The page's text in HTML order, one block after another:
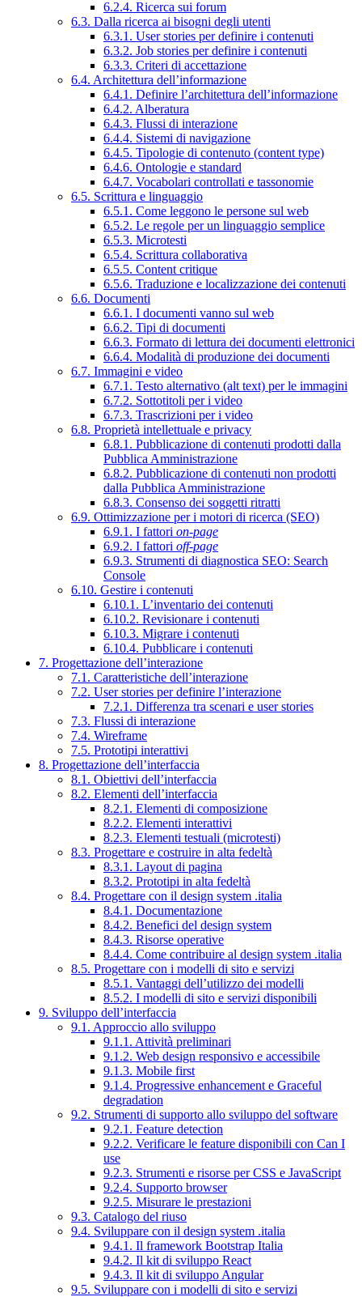
6.2.4. Ricerca sui forum
6.3. Dalla ricerca ai bisogni degli utenti
6.3.1. User stories per definire i contenuti
6.3.2. Job stories per definire i contenuti
6.3.3. Criteri di accettazione
6.4. Architettura dell’informazione
6.4.1. Definire l’architettura dell’informazione
6.4.2. Alberatura
6.4.3. Flussi di interazione
6.4.4. Sistemi di navigazione
6.4.5. Tipologie di contenuto (content type)
6.4.6. Ontologie e standard
6.4.7. Vocabolari controllati e tassonomie
6.5. Scrittura e linguaggio
6.5.1. Come leggono le persone sul web
6.5.2. Le regole per un linguaggio semplice
6.5.3. Microtesti
6.5.4. Scrittura collaborativa
6.5.5. Content critique
6.5.6. Traduzione e localizzazione dei contenuti
6.6. Documenti
6.6.1. I documenti vanno sul web
6.6.2. Tipi di documenti
6.6.3. Formato di lettura dei documenti elettronici
6.6.4. Modalità di produzione dei documenti
6.7. Immagini e video
6.7.1. Testo alternativo (alt text) per le immagini
6.7.2. Sottotitoli per i video
6.7.3. Trascrizioni per i video
6.8. Proprietà intellettuale e privacy
6.8.1. Pubblicazione di contenuti prodotti dalla
Pubblica Amministrazione
6.8.2. Pubblicazione di contenuti non prodotti
dalla Pubblica Amministrazione
6.8.3. Consenso dei soggetti ritratti
6.9. Ottimizzazione per i motori di ricerca (SEO)
6.9.1. I fattori on-page
6.9.2. I fattori off-page
6.9.3. Strumenti di diagnostica SEO: Search
Console
6.10. Gestire i contenuti
6.10.1. L’inventario dei contenuti
6.10.2. Revisionare i contenuti
6.10.3. Migrare i contenuti
6.10.4. Pubblicare i contenuti
7. Progettazione dell’interazione
7.1. Caratteristiche dell’interazione
7.2. User stories per definire l’interazione
7.2.1. Differenza tra scenari e user stories
7.3. Flussi di interazione
7.4. Wireframe
7.5. Prototipi interattivi
8. Progettazione dell’interfaccia
8.1. Obiettivi dell’interfaccia
8.2. Elementi dell’interfaccia
8.2.1. Elementi di composizione
8.2.2. Elementi interattivi
8.2.3. Elementi testuali (microtesti)
8.3. Progettare e costruire in alta fedeltà
8.3.1. Layout di pagina
8.3.2. Prototipi in alta fedeltà
8.4. Progettare con il design system .italia
8.4.1. Documentazione
8.4.2. Benefici del design system
8.4.3. Risorse operative
8.4.4. Come contribuire al design system .italia
8.5. Progettare con i modelli di sito e servizi
8.5.1. Vantaggi dell’utilizzo dei modelli
8.5.2. I modelli di sito e servizi disponibili
9. Sviluppo dell’interfaccia
9.1. Approccio allo sviluppo
9.1.1. Attività preliminari
9.1.2. Web design responsivo e accessibile
9.1.3. Mobile first
9.1.4. Progressive enhancement e Graceful
degradation
9.2. Strumenti di supporto allo sviluppo del software
9.2.1. Feature detection
9.2.2. Verificare le feature disponibili con Can I
use
9.2.3. Strumenti e risorse per CSS e JavaScript
9.2.4. Supporto browser
9.2.5. Misurare le prestazioni
9.3. Catalogo del riuso
9.4. Sviluppare con il design system .italia
9.4.1. Il framework Bootstrap Italia
9.4.2. Il kit di sviluppo React
9.4.3. Il kit di sviluppo Angular
9.5. Sviluppare con i modelli di sito e servizi